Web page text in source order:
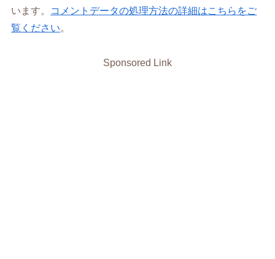
います。
コメントデータの処理方法の詳細はこちらをご
覧ください。
Sponsored Link